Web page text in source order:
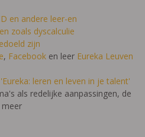
en andere leer-en
zoals dyscalculie
zijn
, Facebook en leer Eureka Leuven
leren en leven in je talent'
als redelijke aanpassingen, de
meer